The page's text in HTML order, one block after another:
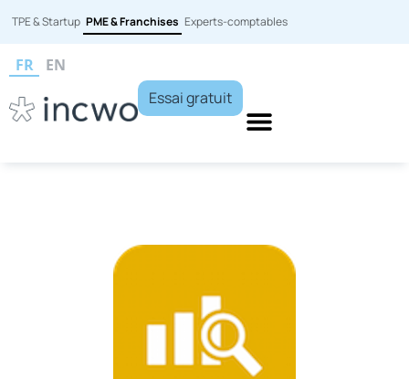
TPE & Startup PME & Franchises Experts-comptables
FR
EN
Essai gratuit